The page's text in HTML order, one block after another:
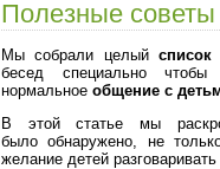
Полезные советы
Мы собрали целый
бесед специально
нормальное общение с
В этой статье мы
было обнаружено, не
желание детей